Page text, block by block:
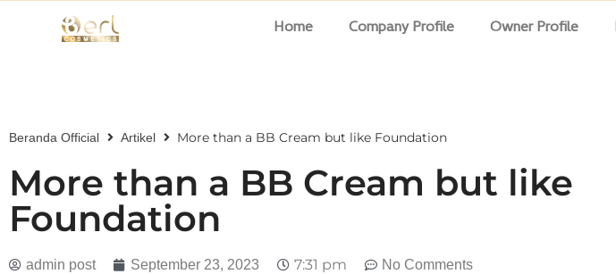
Home Company Profile Owner Profile
Beranda Official Artikel More than a BB Cream but like Foundation
More than a BB Cream but like
Foundation
admin post September 23, 2023 7:31 pm No Comments